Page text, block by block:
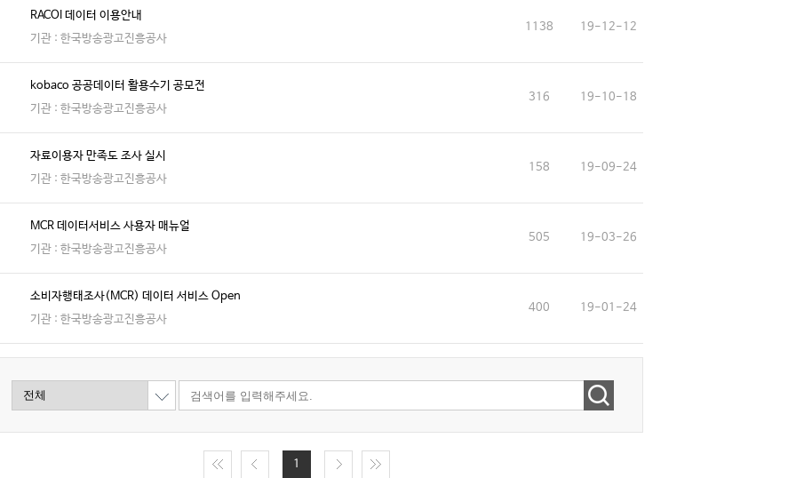
RACOI 데이터 이용안내
기관 : 한국방송광고진흥공사
1138 19-12-12
kobaco 공공데이터 활용수기 공모전
기관 : 한국방송광고진흥공사
316 19-10-18
자료이용자 만족도 조사 실시
기관 : 한국방송광고진흥공사
158 19-09-24
MCR 데이터서비스 사용자 매뉴얼
기관 : 한국방송광고진흥공사
505 19-03-26
소비자행태조사(MCR) 데이터 서비스 Open
기관 : 한국방송광고진흥공사
400 19-01-24
1